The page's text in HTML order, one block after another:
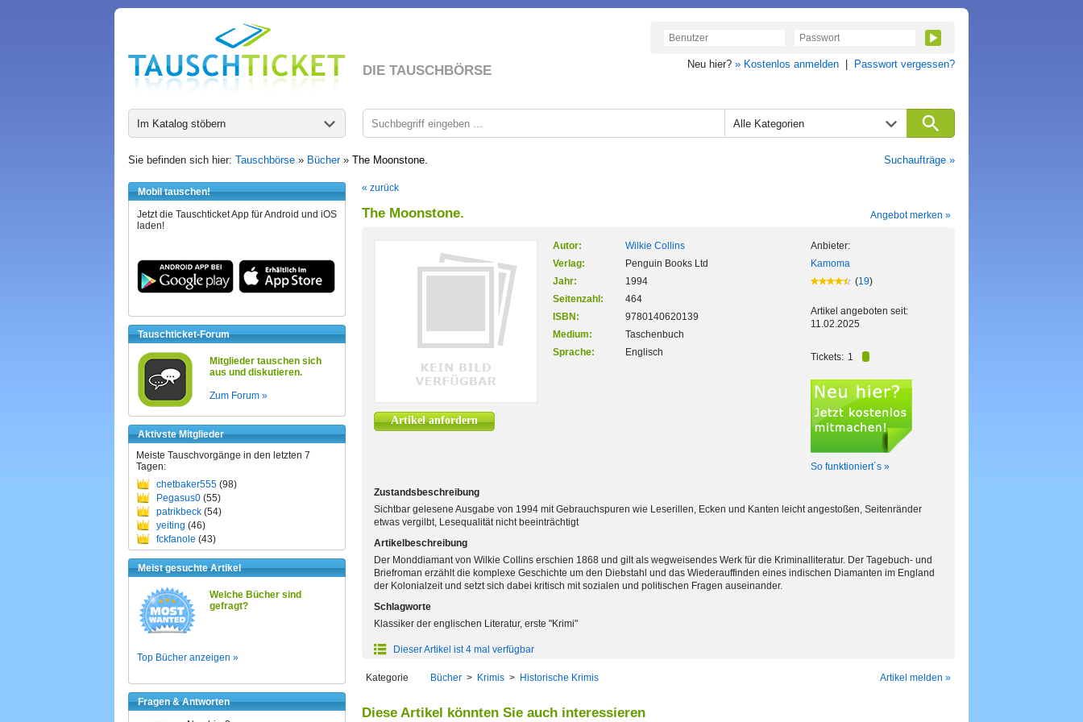
DIE TAUSCHBÖRSE Neu hier? » Kostenlos anmelden Passwort vergessen?
Im Katalog stöbern Alle Kategorien
Sie befinden sich hier: Tauschbörse » Bücher» The Moonstone. Suchaufträge »
Mobil tauschen!
Jetzt die Tauschticket App für Android und iOS
laden!
Tauschticket-Forum
Mitglieder tauschen sich
aus und diskutieren.
Zum Forum »
Aktivste Mitglieder
Meiste Tauschvorgänge in den letzten 7
Tagen:
chetbaker555 (98)
Pegasus0 (55)
patrikbeck (54)
yeiting (46)
fckfanole (43)
Meist gesuchte Artikel
Welche Bücher sind
gefragt?
Top Bücher anzeigen »
Fragen & Antworten
« zurück
The Moonstone. Angebot merken »
Artikel anfordern
Autor:
Wilkie Collins
Verlag:
Penguin Books Ltd
Jahr:
1994
Seitenzahl:
464
ISBN:
9780140620139
Medium:
Taschenbuch
Sprache:
Englisch
Anbieter:
Kamoma
(19)
Artikel angeboten seit:
11.02.2025
Tickets: 1
So funktioniert´s »
Zustandsbeschreibung
Sichtbar gelesene Ausgabe von 1994 mit Gebrauchspuren wie Leserillen, Ecken und Kanten leicht angestoßen, Seitenränder
etwas vergilbt, Lesequalität nicht beeinträchtigt
Artikelbeschreibung
Der Monddiamant von Wilkie Collins erschien 1868 und gilt als wegweisendes Werk für die Kriminalliteratur. Der Tagebuch- und
Briefroman erzählt die komplexe Geschichte um den Diebstahl und das Wiederauffinden eines indischen Diamanten im England
der Kolonialzeit und setzt sich dabei kritisch mit sozialen und politischen Fragen auseinander.
Schlagworte
Klassiker der englischen Literatur, erste "Krimi"
Dieser Artikel ist 4 mal verfügbar
Kategorie Bücher > Krimis > Historische Krimis Artikel melden »
Diese Artikel könnten Sie auch interessieren